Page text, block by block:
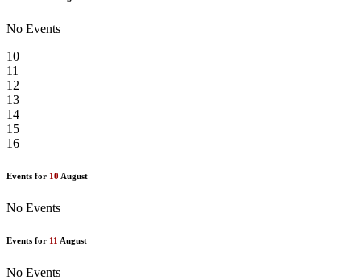
No Events
10
11
12
13
14
15
16
Events for 10 August
No Events
Events for 11 August
No Events